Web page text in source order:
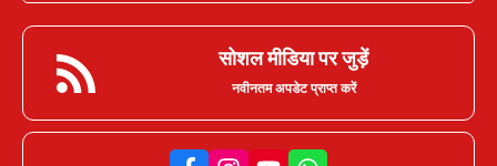
सोशल मीडिया पर जुड़ें
नवीनतम अपडेट प्राप्त करें